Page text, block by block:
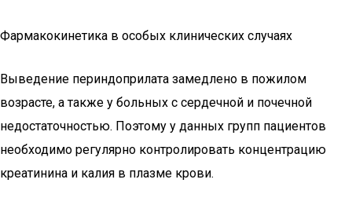
Фармакокинетика в особых клинических случаях
Выведение периндоприлата замедлено в пожилом
возрасте, а также у больных с сердечной и почечной
недостаточностью. Поэтому у данных групп пациентов
необходимо регулярно контролировать концентрацию
креатинина и калия в плазме крови.